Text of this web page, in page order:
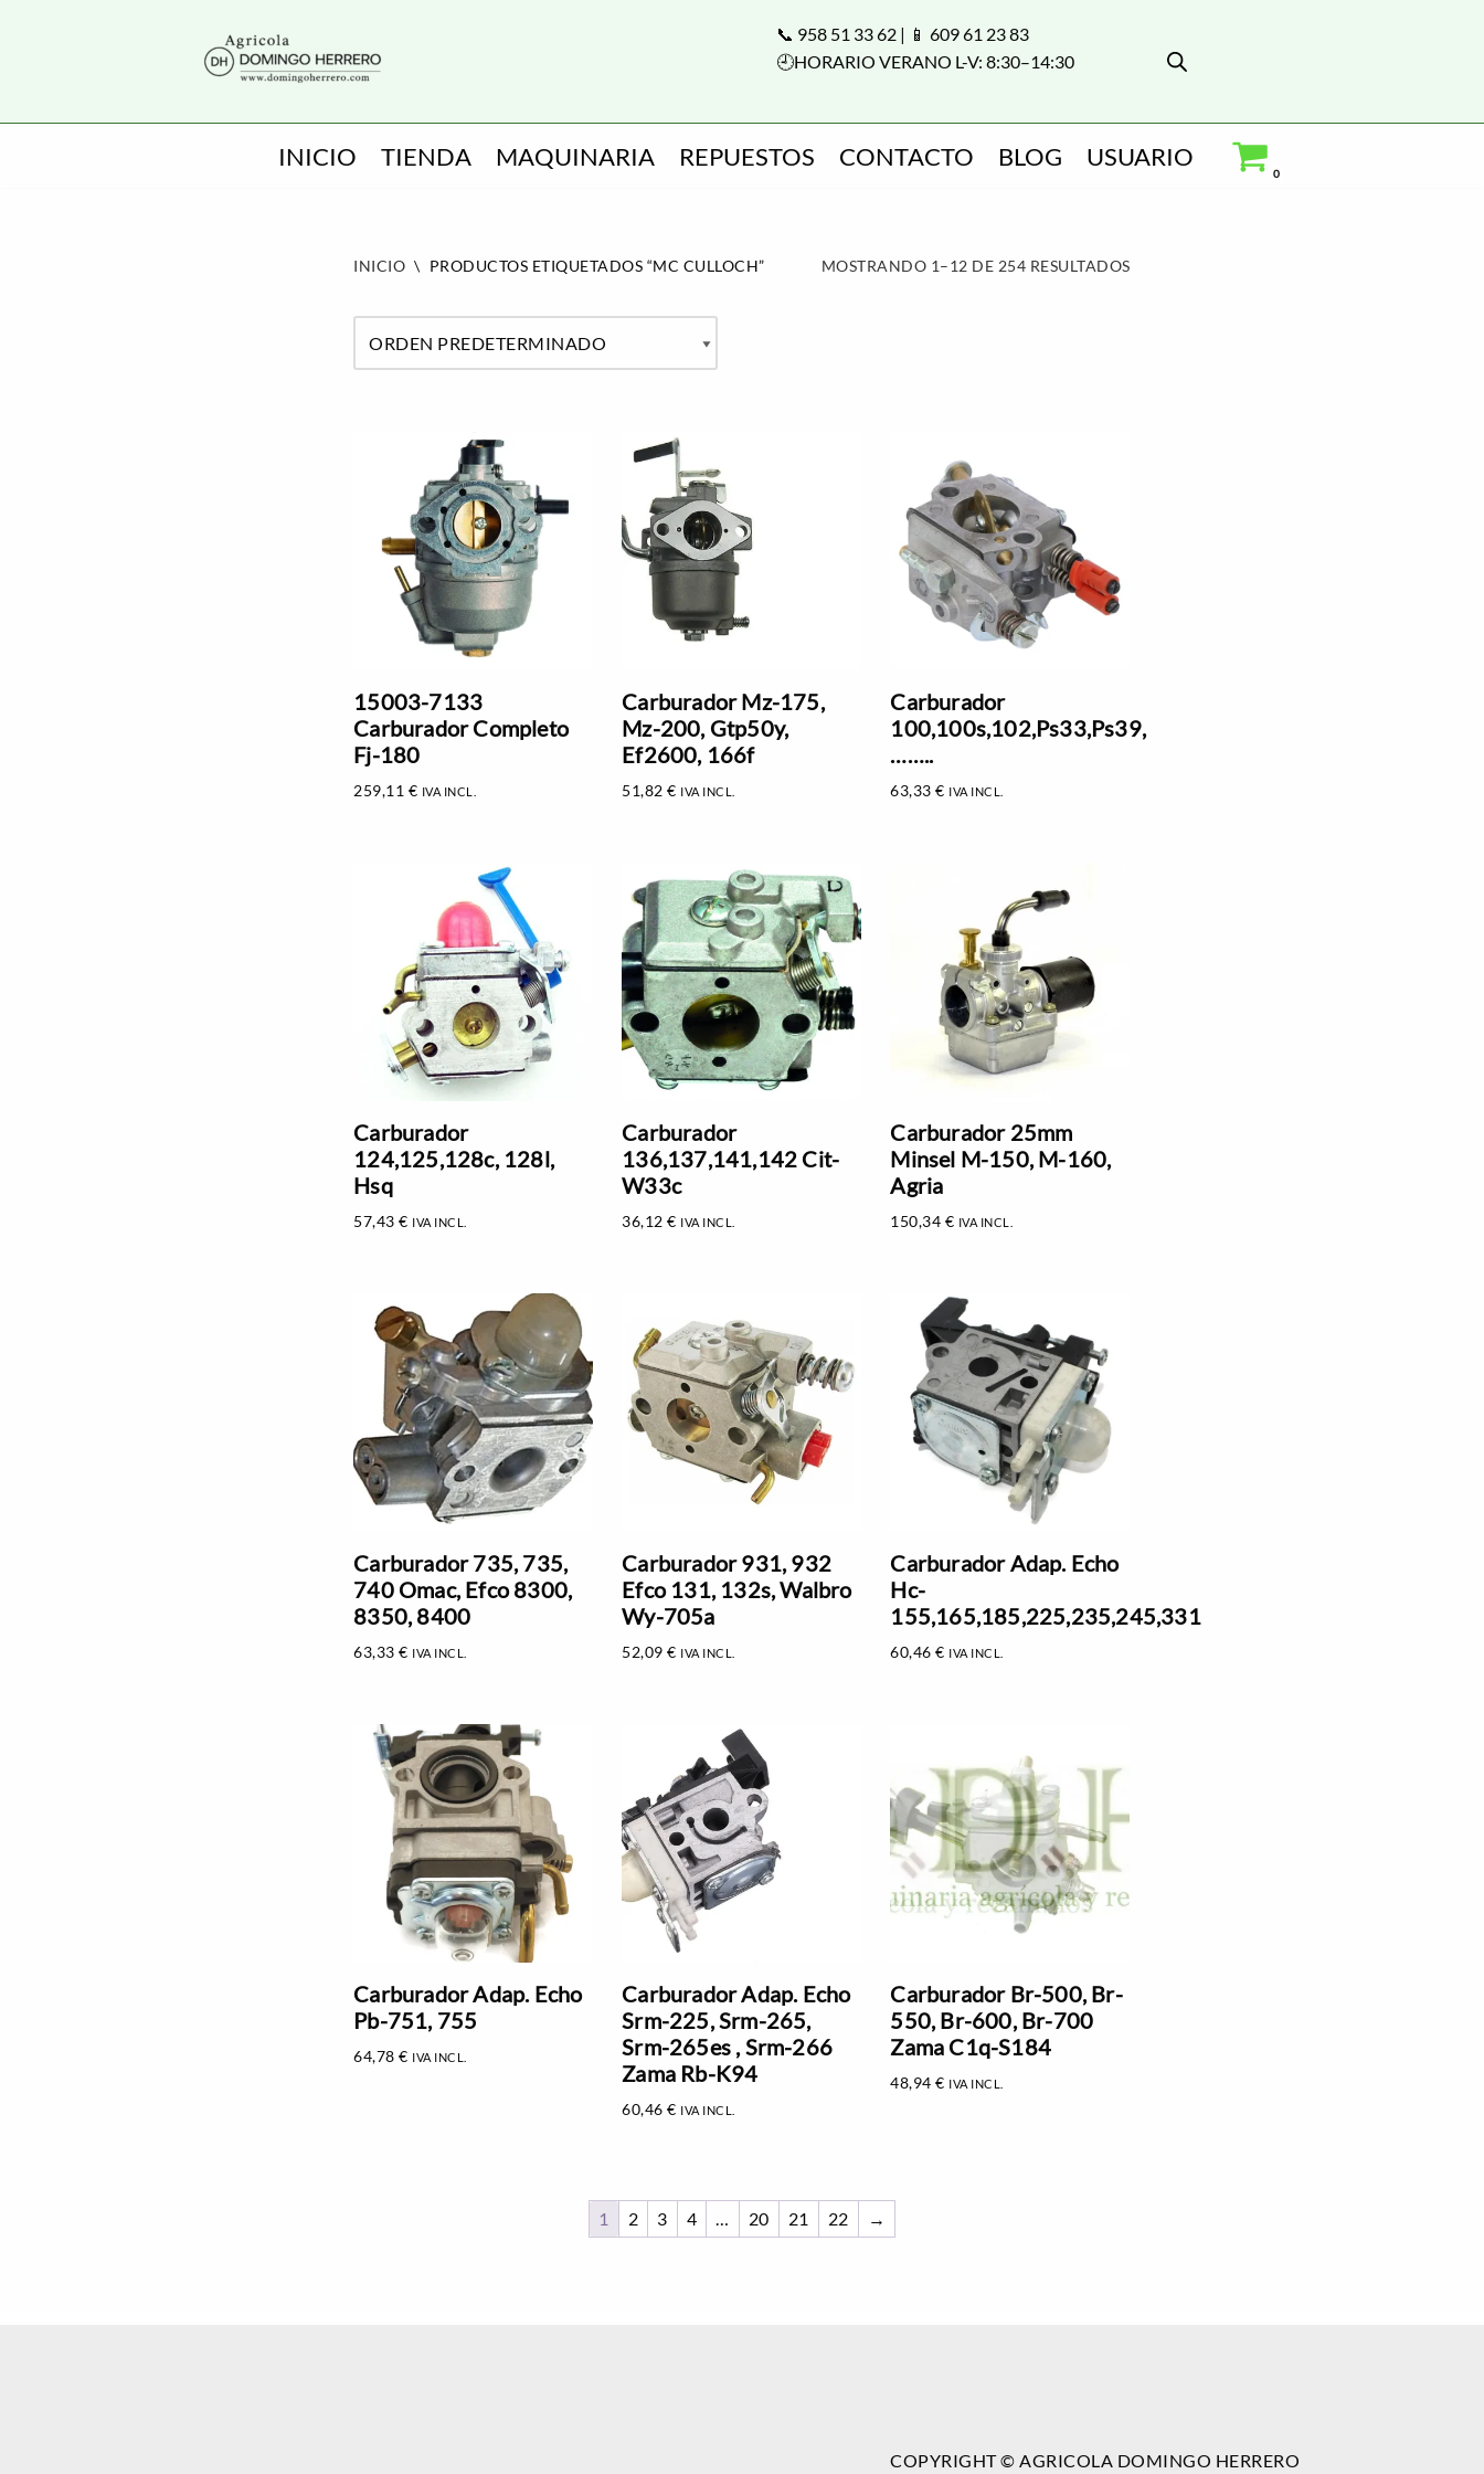
📞 958 51 33 62 | 📱 609 61 23 83
🕘HORARIO VERANO L-V: 8:30–14:30
INICIO TIENDA MAQUINARIA REPUESTOS CONTACTO BLOG USUARIO
0
INICIO \ PRODUCTOS ETIQUETADOS “MC CULLOCH” MOSTRANDO 1–12 DE 254 RESULTADOS
15003-7133
Carburador Completo
Fj-180
259,11 € IVA INCL.
Carburador Mz-175,
Mz-200, Gtp50y,
Ef2600, 166f
51,82€ IVA INCL.
Carburador
100,100s,102,Ps33,Ps39,
……..
63,33€ IVA INCL.
Carburador
124,125,128c, 128l,
Hsq
57,43€ IVA INCL.
Carburador
136,137,141,142 Cit-
W33c
36,12€ IVA INCL.
Carburador 25mm
Minsel M-150, M-160,
Agria
150,34 € IVA INCL.
Carburador 735, 735,
740 Omac, Efco 8300,
8350, 8400
63,33€ IVA INCL.
Carburador 931, 932
Efco 131, 132s, Walbro
Wy-705a
52,09€ IVA INCL.
Carburador Adap. Echo
Hc-
155,165,185,225,235,245,331
60,46€ IVA INCL.
Carburador Adap. Echo
Pb-751, 755
64,78€ IVA INCL.
Carburador Adap. Echo
Srm-225, Srm-265,
Srm-265es , Srm-266
Zama Rb-K94
60,46€ IVA INCL.
Carburador Br-500, Br-
550, Br-600, Br-700
Zama C1q-S184
48,94€ IVA INCL.
1 2 3 4 … 20 21 22 →
COPYRIGHT © AGRICOLA DOMINGO HERRERO